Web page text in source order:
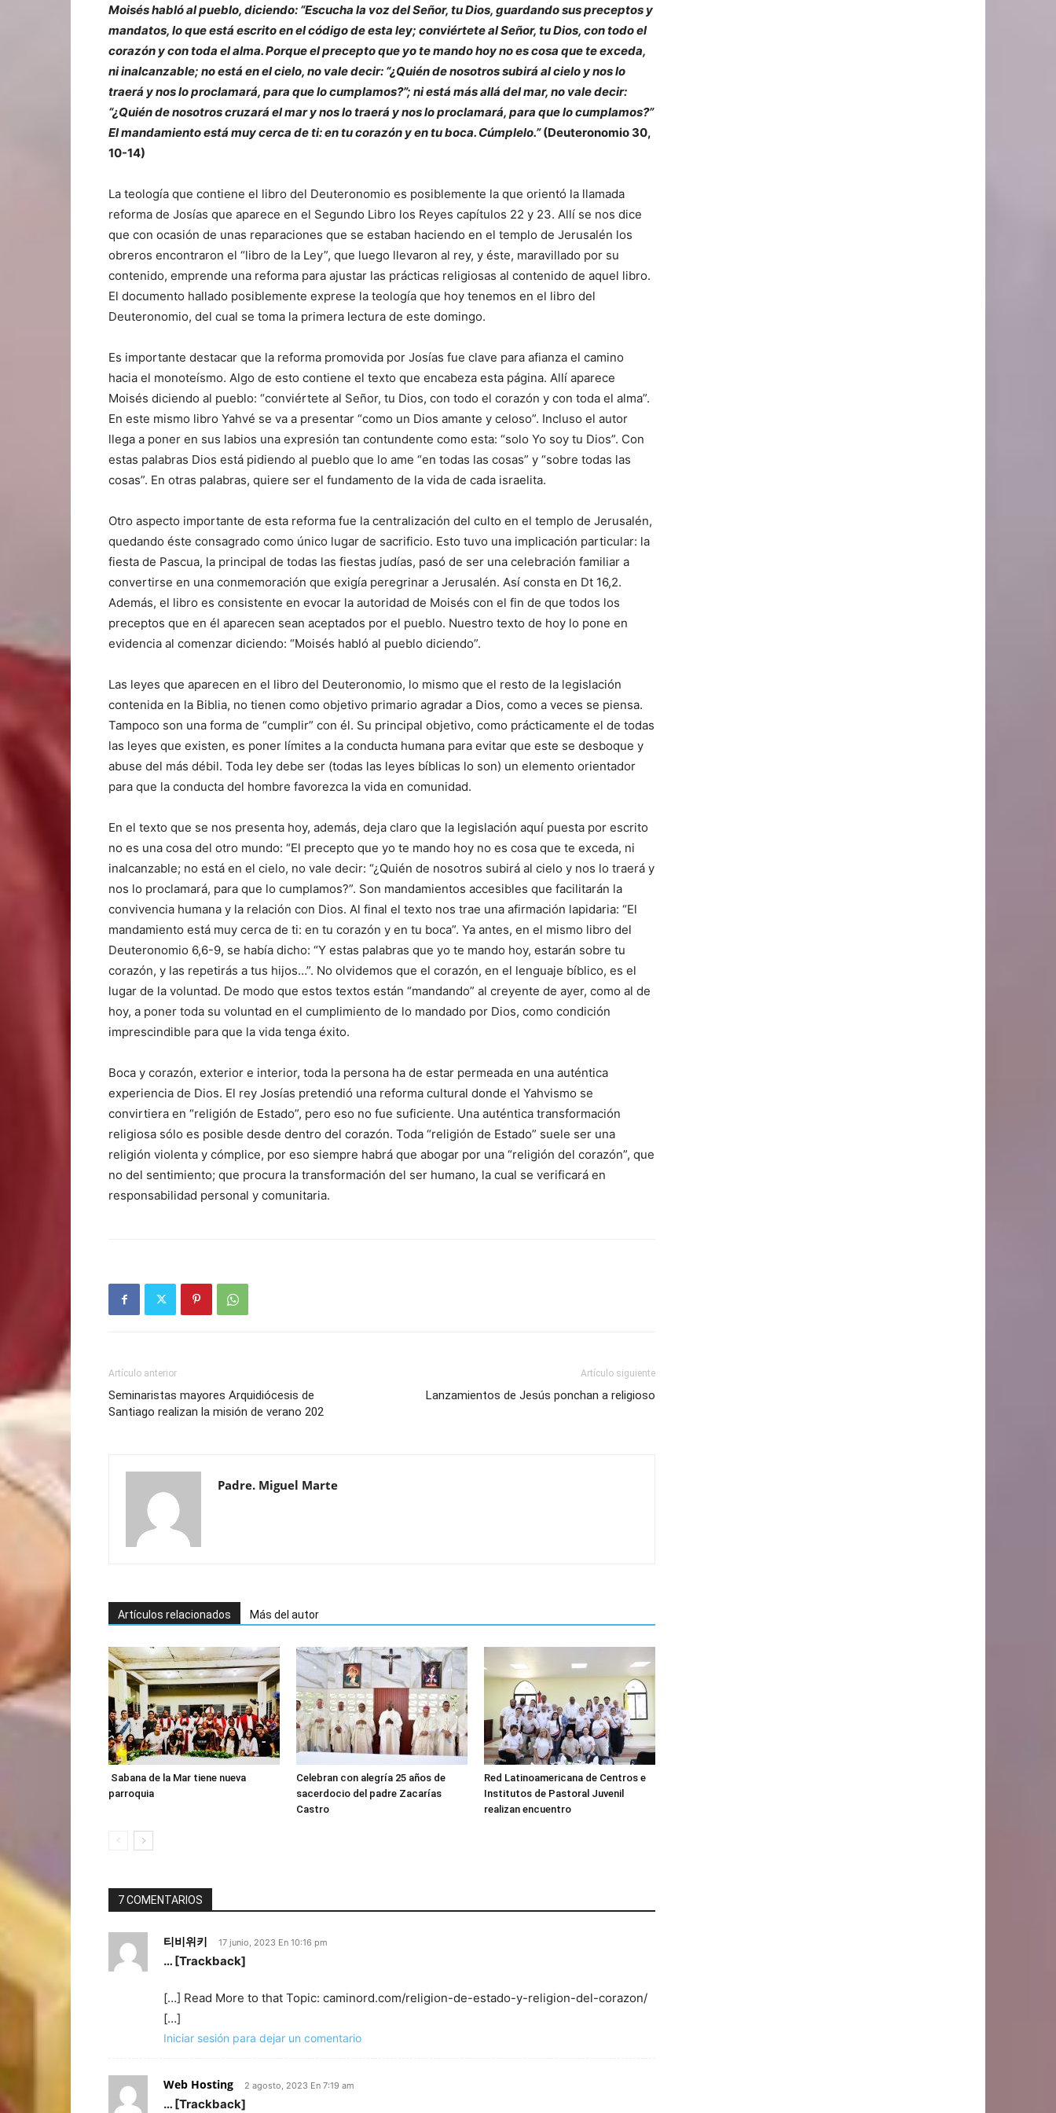
Moisés habló al pueblo, diciendo: “Escucha la voz del Señor, tu Dios, guardando sus preceptos y
mandatos, lo que está escrito en el código de esta ley; conviértete al Señor, tu Dios, con todo el
corazón y con toda el alma. Porque el precepto que yo te mando hoy no es cosa que te exceda,
ni inalcanzable; no está en el cielo, no vale decir: “¿Quién de nosotros subirá al cielo y nos lo
traerá y nos lo proclamará, para que lo cumplamos?”; ni está más allá del mar, no vale decir:
“¿Quién de nosotros cruzará el mar y nos lo traerá y nos lo proclamará, para que lo cumplamos?”
El mandamiento está muy cerca de ti: en tu corazón y en tu boca. Cúmplelo.”(Deuteronomio 30,
10-14)
La teología que contiene el libro del Deuteronomio es posiblemente la que orientó la llamada
reforma de Josías que aparece en el Segundo Libro los Reyes capítulos 22 y 23. Allí se nos dice
que con ocasión de unas reparaciones que se estaban haciendo en el templo de Jerusalén los
obreros encontraron el “libro de la Ley”, que luego llevaron al rey, y éste, maravillado por su
contenido, emprende una reforma para ajustar las prácticas religiosas al contenido de aquel libro.
El documento hallado posiblemente exprese la teología que hoy tenemos en el libro del
Deuteronomio, del cual se toma la primera lectura de este domingo.
Es importante destacar que la reforma promovida por Josías fue clave para afianza el camino
hacia el monoteísmo. Algo de esto contiene el texto que encabeza esta página. Allí aparece
Moisés diciendo al pueblo: “conviértete al Señor, tu Dios, con todo el corazón y con toda el alma”.
En este mismo libro Yahvé se va a presentar “como un Dios amante y celoso”. Incluso el autor
llega a poner en sus labios una expresión tan contundente como esta: “solo Yo soy tu Dios”. Con
estas palabras Dios está pidiendo al pueblo que lo ame “en todas las cosas” y “sobre todas las
cosas”. En otras palabras, quiere ser el fundamento de la vida de cada israelita.
Otro aspecto importante de esta reforma fue la centralización del culto en el templo de Jerusalén,
quedando éste consagrado como único lugar de sacrificio. Esto tuvo una implicación particular: la
fiesta de Pascua, la principal de todas las fiestas judías, pasó de ser una celebración familiar a
convertirse en una conmemoración que exigía peregrinar a Jerusalén. Así consta en Dt 16,2.
Además, el libro es consistente en evocar la autoridad de Moisés con el fin de que todos los
preceptos que en él aparecen sean aceptados por el pueblo. Nuestro texto de hoy lo pone en
evidencia al comenzar diciendo: “Moisés habló al pueblo diciendo”.
Las leyes que aparecen en el libro del Deuteronomio, lo mismo que el resto de la legislación
contenida en la Biblia, no tienen como objetivo primario agradar a Dios, como a veces se piensa.
Tampoco son una forma de “cumplir” con él. Su principal objetivo, como prácticamente el de todas
las leyes que existen, es poner límites a la conducta humana para evitar que este se desboque y
abuse del más débil. Toda ley debe ser (todas las leyes bíblicas lo son) un elemento orientador
para que la conducta del hombre favorezca la vida en comunidad.
En el texto que se nos presenta hoy, además, deja claro que la legislación aquí puesta por escrito
no es una cosa del otro mundo: “El precepto que yo te mando hoy no es cosa que te exceda, ni
inalcanzable; no está en el cielo, no vale decir: “¿Quién de nosotros subirá al cielo y nos lo traerá y
nos lo proclamará, para que lo cumplamos?”. Son mandamientos accesibles que facilitarán la
convivencia humana y la relación con Dios. Al final el texto nos trae una afirmación lapidaria: “El
mandamiento está muy cerca de ti: en tu corazón y en tu boca”. Ya antes, en el mismo libro del
Deuteronomio 6,6-9, se había dicho: “Y estas palabras que yo te mando hoy, estarán sobre tu
corazón, y las repetirás a tus hijos…”. No olvidemos que el corazón, en el lenguaje bíblico, es el
lugar de la voluntad. De modo que estos textos están “mandando” al creyente de ayer, como al de
hoy, a poner toda su voluntad en el cumplimiento de lo mandado por Dios, como condición
imprescindible para que la vida tenga éxito.
Boca y corazón, exterior e interior, toda la persona ha de estar permeada en una auténtica
experiencia de Dios. El rey Josías pretendió una reforma cultural donde el Yahvismo se
convirtiera en “religión de Estado”, pero eso no fue suficiente. Una auténtica transformación
religiosa sólo es posible desde dentro del corazón. Toda “religión de Estado” suele ser una
religión violenta y cómplice, por eso siempre habrá que abogar por una “religión del corazón”, que
no del sentimiento; que procura la transformación del ser humano, la cual se verificará en
responsabilidad personal y comunitaria.
Artículo anterior
Seminaristas mayores Arquidiócesis de
Santiago realizan la misión de verano 202
Artículo siguiente
Lanzamientos de Jesús ponchan a religioso
Padre. Miguel Marte
Artículos relacionados Más del autor
Sabana de la Mar tiene nueva
parroquia
Celebran con alegría 25 años de
sacerdocio del padre Zacarías
Castro
Red Latinoamericana de Centros e
Institutos de Pastoral Juvenil
realizan encuentro
7 COMENTARIOS
티비위키 17 junio, 2023 En 10:16 pm
… [Trackback]
[…] Read More to that Topic: caminord.com/religion-de-estado-y-religion-del-corazon/
[…]
Iniciar sesión para dejar un comentario
Web Hosting 2 agosto, 2023 En 7:19 am
… [Trackback]